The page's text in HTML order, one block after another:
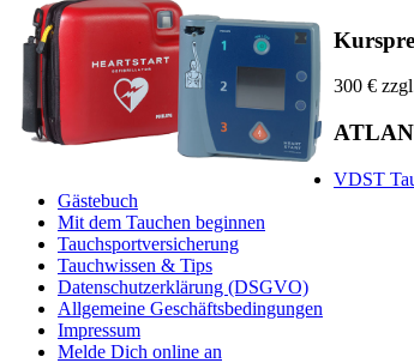
300 €
VDST
Gästebuch
Mit dem Tauchen beginnen
Tauchsportversicherung
Tauchwissen & Tips
Datenschutzerklärung (DSGVO)
Allgemeine Geschäftsbedingungen
Impressum
Melde Dich online an